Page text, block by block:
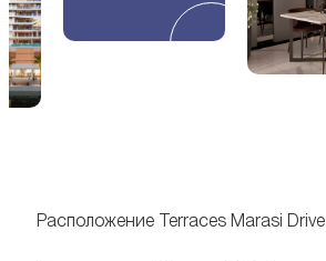
Расположение Terraces Marasi Drive